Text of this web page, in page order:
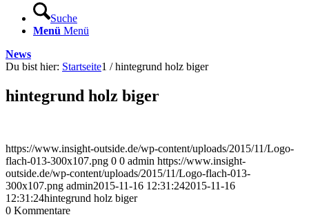
Suche
Menü Menü
News
Du bist hier: Startseite1 / hintegrund holz biger
hintegrund holz biger
https://www.insight-outside.de/wp-content/uploads/2015/11/Logo-
flach-013-300x107.png 0 0 admin https://www.insight-
outside.de/wp-content/uploads/2015/11/Logo-flach-013-
300x107.png admin2015-11-16 12:31:242015-11-16
12:31:24hintegrund holz biger
0 Kommentare